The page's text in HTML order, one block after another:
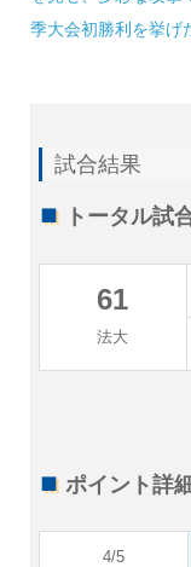
季大会初勝利を挙げ
試合結果
トータル試
61
法大
ポイント詳
4/5